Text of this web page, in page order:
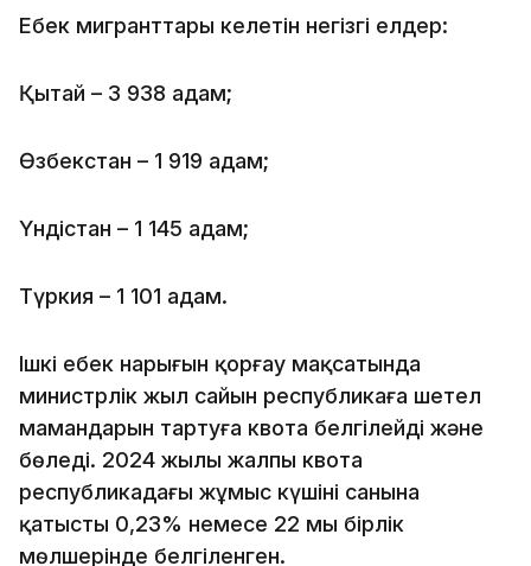
Еңбек мигранттары келетін негізгі елдер:
Қытай – 3 938 адам;
Өзбекстан – 1 919 адам;
Үндістан – 1 145 адам;
Түркия – 1 101 адам.
Ішкі еңбек нарығын қорғау мақсатында
министрлік жыл сайын республикаға шетел
мамандарын тартуға квота белгілейді және
бөледі. 2024 жылы жалпы квота
республикадағы жұмыс күшінің санына
қатысты 0,23% немесе 22 мың бірлік
мөлшерінде белгіленген.